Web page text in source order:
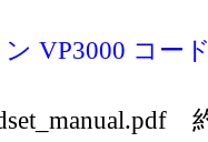
VP3000 コー